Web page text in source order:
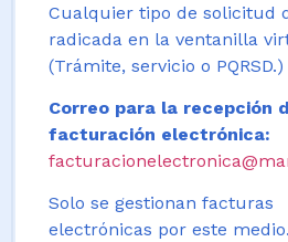
Cualquier tipo de solicitud
radicada en la ventanilla
(Trámite, servicio o PQRSD.)
Correo para la recepción
facturación electrónica:
Solo se gestionan facturas
electrónicas por este medio.